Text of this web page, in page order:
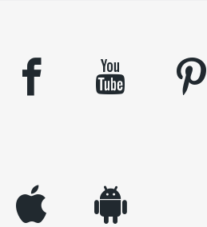
facebook youtube pinterest
appleinc android